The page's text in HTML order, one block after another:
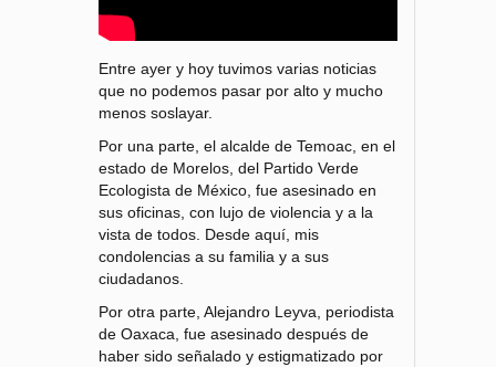
Entre ayer y hoy tuvimos varias noticias
que no podemos pasar por alto y mucho
menos soslayar.
Por una parte, el alcalde de Temoac, en el
estado de Morelos, del Partido Verde
Ecologista de México, fue asesinado en
sus oficinas, con lujo de violencia y a la
vista de todos. Desde aquí, mis
condolencias a su familia y a sus
ciudadanos.
Por otra parte, Alejandro Leyva, periodista
de Oaxaca, fue asesinado después de
haber sido señalado y estigmatizado por